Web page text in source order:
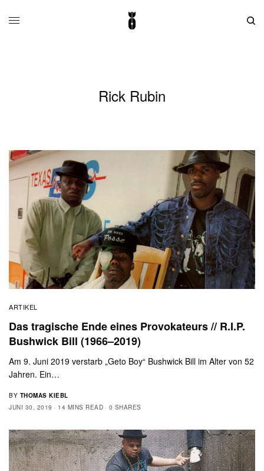
Rick Rubin
ARTIKEL
Das tragische Ende eines Provokateurs // R.I.P.
Bushwick Bill (1966–2019)
Am 9. Juni 2019 verstarb „Geto Boy“ Bushwick Bill im Alter von 52
Jahren. Ein…
BY THOMAS KIEBL
JUNI 30, 2019
14 MINS READ 0 SHARES